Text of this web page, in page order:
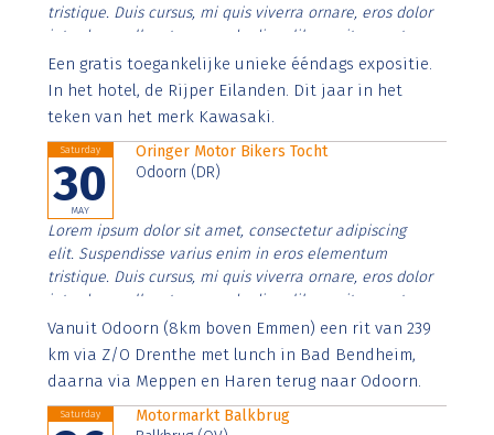
tristique. Duis cursus, mi quis viverra ornare, eros dolor
interdum nulla, ut commodo diam libero vitae erat.
Aenean faucibus nibh et justo cursus id rutrum lorem
imperdiet. Nunc ut sem vitae risus tristique posuere.
Een gratis toegankelijke unieke ééndags expositie.
In het hotel, de Rijper Eilanden. Dit jaar in het
teken van het merk Kawasaki.
Saturday
30
MAY
Oringer Motor Bikers Tocht
Odoorn (DR)
Lorem ipsum dolor sit amet, consectetur adipiscing
elit. Suspendisse varius enim in eros elementum
tristique. Duis cursus, mi quis viverra ornare, eros dolor
interdum nulla, ut commodo diam libero vitae erat.
Aenean faucibus nibh et justo cursus id rutrum lorem
imperdiet. Nunc ut sem vitae risus tristique posuere.
Vanuit Odoorn (8km boven Emmen) een rit van 239
km via Z/O Drenthe met lunch in Bad Bendheim,
daarna via Meppen en Haren terug naar Odoorn.
Saturday
Motormarkt Balkbrug